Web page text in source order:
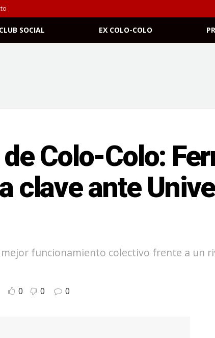
CLUB SOCIAL EX COLO-COLO
Colo-Colo:
clave ante
funcionamiento colectivo frente a un
0 0 0